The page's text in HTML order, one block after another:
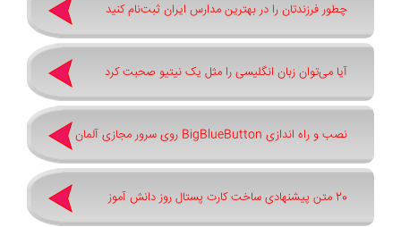
چطور فرزندتان را در بهترین مدارس ایران ثبت‌نام کنید
آیا می‌توان زبان انگلیسی را مثل یک نیتیو صحبت کرد
نصب و راه اندازی BigBlueButton روی سرور مجازی آلمان
20 متن پیشنهادی ساخت کارت پستال روز دانش آموز